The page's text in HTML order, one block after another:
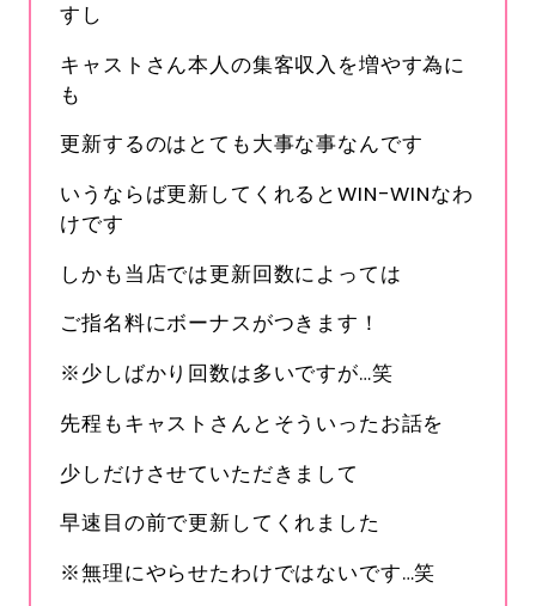
SNSIDs-hanabi
電話
0120-367-294
メール
s-hanabi@docomo.ne.jp
すし
キャストさん本人の集客収入を増やす為に
も
更新するのはとても大事な事なんです
いうならば更新してくれるとWIN-WINなわ
けです
しかも当店では更新回数によっては
ご指名料にボーナスがつきます！
※少しばかり回数は多いですが…笑
先程もキャストさんとそういったお話を
少しだけさせていただきまして
早速目の前で更新してくれました
※無理にやらせたわけではないです…笑